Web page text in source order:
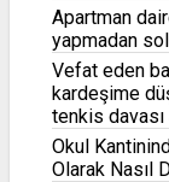
Apartman
yapmadan
Vefat eden
kardeşime
tenkis
Okul
Olarak Nasıl